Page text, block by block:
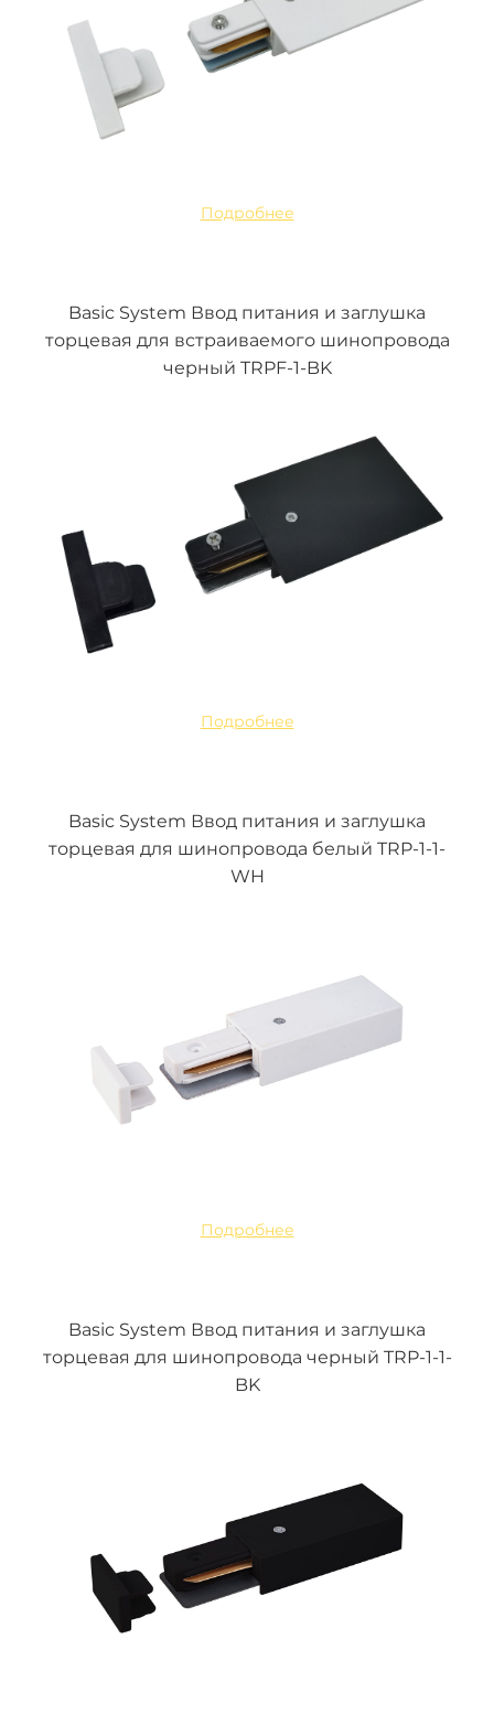
Подробнее
Basic System Ввод питания и заглушка
торцевая для встраиваемого шинопровода
черный TRPF-1-BK
Подробнее
Basic System Ввод питания и заглушка
торцевая для шинопровода белый TRP-1-1-
WH
Подробнее
Basic System Ввод питания и заглушка
торцевая для шинопровода черный TRP-1-1-
BK